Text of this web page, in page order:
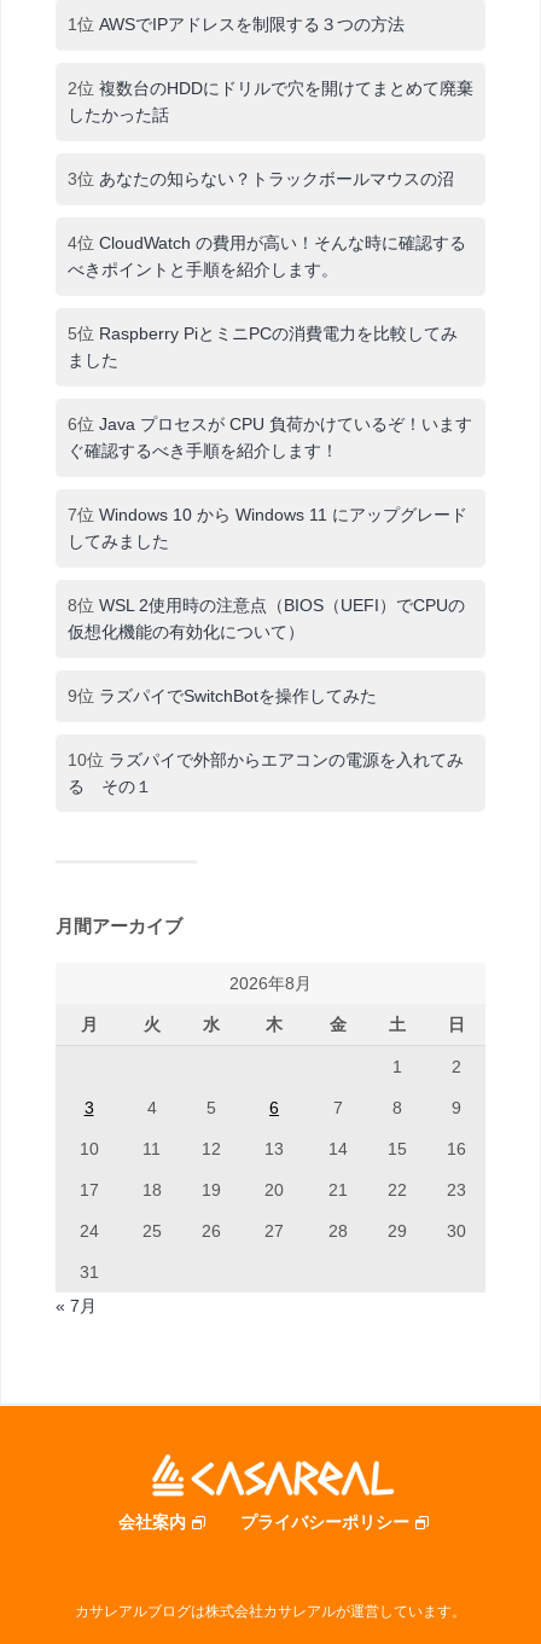
1位 AWSでIPアドレスを制限する３つの方法
2位 複数台のHDDにドリルで穴を開けてまとめて廃棄
したかった話
3位 あなたの知らない？トラックボールマウスの沼
4位 CloudWatch の費用が高い！そんな時に確認する
べきポイントと手順を紹介します。
5位 Raspberry PiとミニPCの消費電力を比較してみ
ました
6位 Java プロセスが CPU 負荷かけているぞ！います
ぐ確認するべき手順を紹介します！
7位 Windows 10 から Windows 11 にアップグレード
してみました
8位 WSL 2使用時の注意点（BIOS（UEFI）でCPUの
仮想化機能の有効化について）
9位 ラズパイでSwitchBotを操作してみた
10位 ラズパイで外部からエアコンの電源を入れてみ
る その１
月間アーカイブ
2026年8月
月 火 水 木 金 土 日
1 2
3 4 5 6 7 8 9
10 11 12 13 14 15 16
17 18 19 20 21 22 23
24 25 26 27 28 29 30
31
« 7月
会社案内 プライバシーポリシー
カサレアルブログは株式会社カサレアルが運営しています。